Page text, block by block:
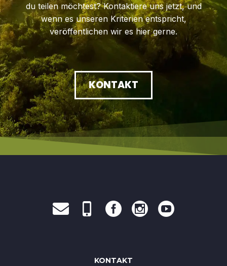
du teilen möchtest? Kontaktiere uns jetzt, und
wenn es unseren Kriterien entspricht,
veröffentlichen wir es hier gerne.
KONTAKT
KONTAKT